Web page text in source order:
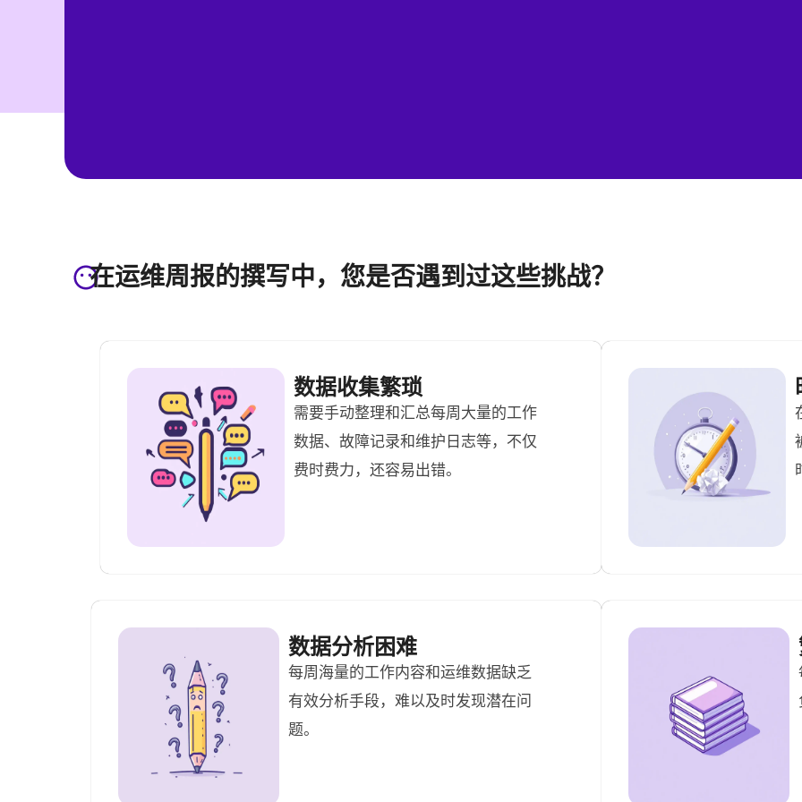
在运维周报的撰写中，您是否遇到过这些挑战？
数据收集繁琐
需要手动整理和汇总每周大量的工作
数据、故障记录和维护日志等，不仅
费时费力，还容易出错。
数据分析困难
每周海量的工作内容和运维数据缺乏
有效分析手段，难以及时发现潜在问
题。